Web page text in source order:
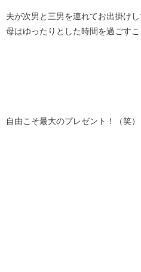
夫が次男と三男を連れてお出掛け
母はゆったりとした時間を過ごすこ
自由こそ最大のプレゼント！（笑）